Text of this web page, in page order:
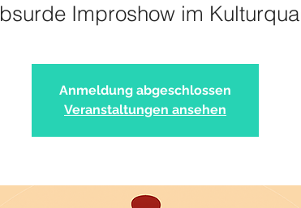
Improshow im
Anmeldung abgeschlossen
Veranstaltungen ansehen